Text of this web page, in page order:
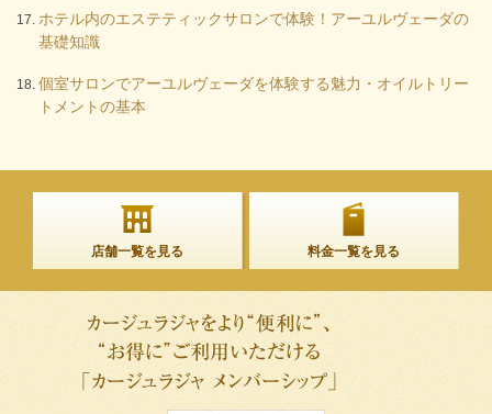
ホテル内のエステティックサロンで体験！アーユルヴェーダの
基礎知識
個室サロンでアーユルヴェーダを体験する魅力・オイルトリー
トメントの基本
店舗一覧を見る 料金一覧を見る